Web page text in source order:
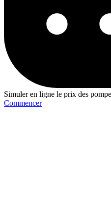
Simuler en ligne le prix des
Commencer